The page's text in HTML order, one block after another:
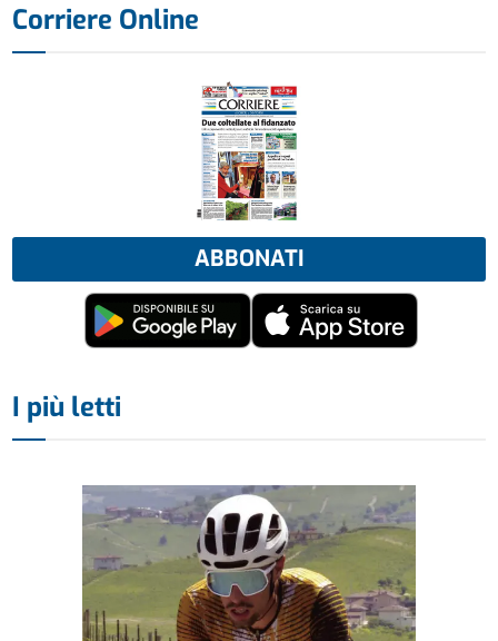
Corriere Online
ABBONATI
I più letti